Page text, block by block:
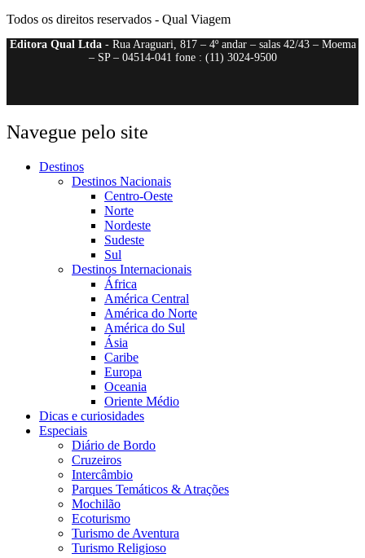
Todos os direitos reservados - Qual Viagem
Editora Qual Ltda- Rua Araguari, 817 – 4º andar – salas 42/43 – Moema
– SP – 04514-041 fone : (11) 3024-9500
Navegue pelo site
Destinos
Destinos Nacionais
Centro-Oeste
Norte
Nordeste
Sudeste
Sul
Destinos Internacionais
África
América Central
América do Norte
América do Sul
Ásia
Caribe
Europa
Oceania
Oriente Médio
Dicas e curiosidades
Especiais
Diário de Bordo
Cruzeiros
Intercâmbio
Parques Temáticos & Atrações
Mochilão
Ecoturismo
Turismo de Aventura
Turismo Religioso